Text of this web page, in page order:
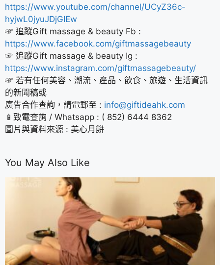
https://www.youtube.com/channel/UCyZ36c-
hyjwL0jyuJDjGIEw
☞ 追蹤Gift massage & beauty Fb :
https://www.facebook.com/giftmassagebeauty
☞ 追蹤Gift massage & beauty Ig :
https://www.instagram.com/giftmassagebeauty/
☞ 若有任何美容、潮流、產品、飲食、旅遊、生活資訊
的新聞稿或
廣告合作查詢，請電郵至 : info@giftideahk.com
📱致電查詢 / Whatsapp : ( 852) 6444 8362
圖片與資料來源 : 美心月餅
You May Also Like